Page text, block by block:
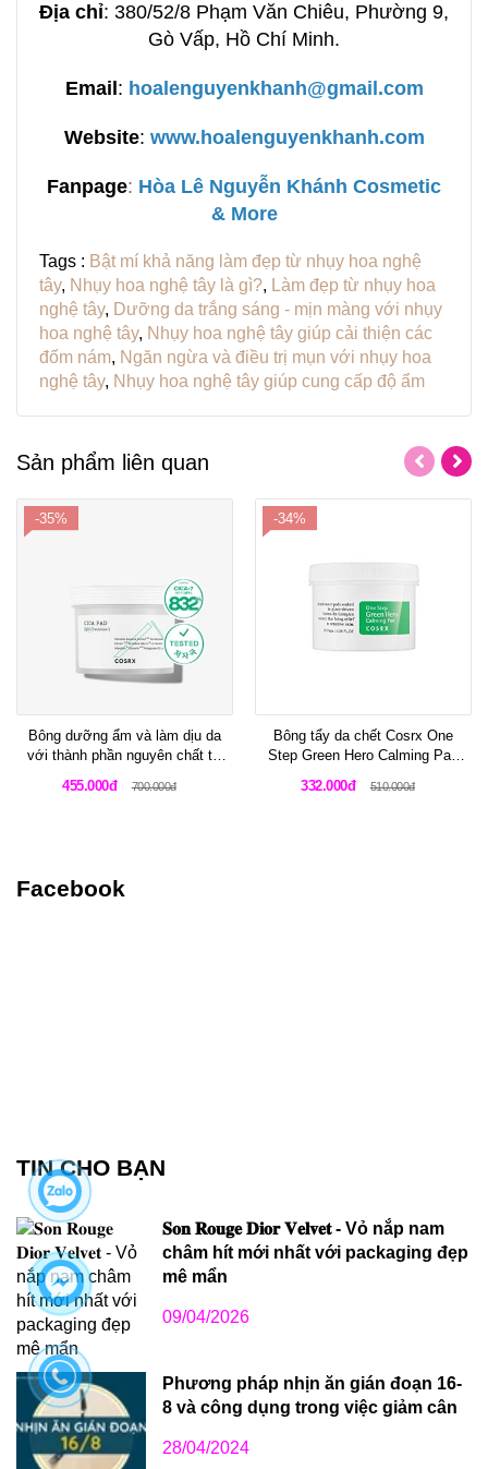
Địa chỉ: 380/52/8 Phạm Văn Chiêu, Phường 9,
Gò Vấp, Hồ Chí Minh.
Email : hoalenguyenkhanh@gmail.com
Website: www.hoalenguyenkhanh.com
Fanpage: Hòa Lê Nguyễn Khánh Cosmetic
& More
Tags : Bật mí khả năng làm đẹp từ nhụy hoa nghệ
tây, Nhụy hoa nghệ tây là gì?, Làm đẹp từ nhụy hoa
nghệ tây, Dưỡng da trắng sáng - mịn màng với nhụy
hoa nghệ tây, Nhụy hoa nghệ tây giúp cải thiện các
đốm nám, Ngăn ngừa và điều trị mụn với nhụy hoa
nghệ tây, Nhụy hoa nghệ tây giúp cung cấp độ ẩm
Sản phẩm liên quan
-35%
Bông dưỡng ẩm và làm dịu da
với thành phần nguyên chất từ
Pad
455.000đ 700.000đ
-34%
Bông tẩy da chết Cosrx One
Step Green Hero Calming Pad
332.000đ 510.000đ
Facebook
TIN CHO BẠN
𝐒𝐨𝐧 𝐑𝐨𝐮𝐠𝐞 𝐃𝐢𝐨𝐫 𝐕𝐞𝐥𝐯𝐞𝐭 - Vỏ nắp nam
châm hít mới nhất với packaging đẹp
mê mẩn
09/04/2026
Phương pháp nhịn ăn gián đoạn 16-
8 và công dụng trong việc giảm cân
28/04/2024